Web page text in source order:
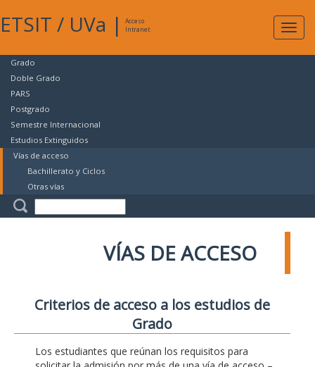
ETSIT / UVa |
Acceso
Intranet
Grado
Doble Grado
PARS
Postgrado
Semestre Internacional
Estudios Extinguidos
Vías de acceso
Bachillerato y Ciclos
Otras vías
VÍAS DE ACCESO
Criterios de acceso a los estudios de
Grado
Los estudiantes que reúnan los requisitos para